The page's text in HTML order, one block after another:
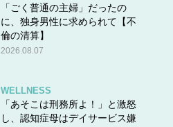
「ごく普通の主婦」だったの
に、独身男性に求められて【不
倫の清算】
2026.08.07
WELLNESS
「あそこは刑務所よ！」と激怒
し、認知症母はデイサービス嫌